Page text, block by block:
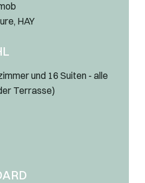
HAY
und 16 Suiten - alle
Terrasse)